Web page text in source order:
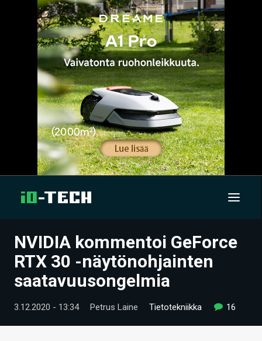
UUTISET
ARTIKKELIT
VIDEOT
TECHBBS
NVIDIA kommentoi GeForce
RTX 30 -näytönohjainten
saatavuusongelmia
3.12.2020 - 13:34 Petrus Laine Tietotekniikka 16